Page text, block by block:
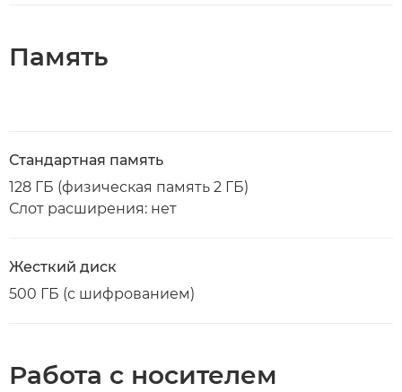
Память
Стандартная память
128 ГБ (физическая память 2 ГБ)
Слот расширения: нет
Жесткий диск
500 ГБ (с шифрованием)
Работа с носителем